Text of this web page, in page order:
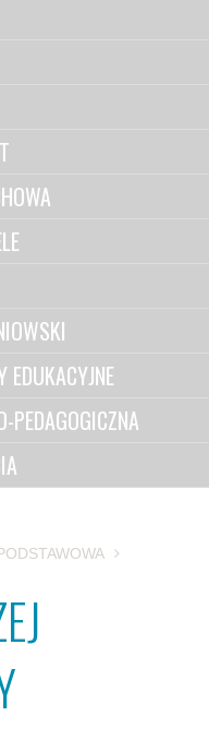
EDUKACYJNE
PEDAGOGICZNA